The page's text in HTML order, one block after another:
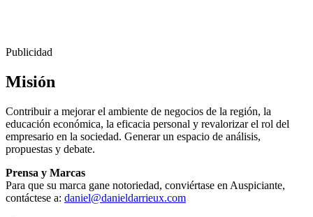
Publicidad
Misión
Contribuir a mejorar el ambiente de negocios de la región, la
educación económica, la eficacia personal y revalorizar el rol del
empresario en la sociedad. Generar un espacio de análisis,
propuestas y debate.
Prensa y Marcas
Para que su marca gane notoriedad, conviértase en Auspiciante,
contáctese a: daniel@danieldarrieux.com